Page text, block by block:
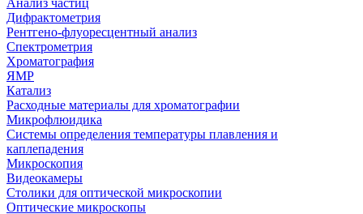
Анализ частиц
Дифрактометрия
Рентгено-флуоресцентный анализ
Спектрометрия
Хроматография
ЯМР
Катализ
Расходные материалы для хроматографии
Микрофлюидика
Системы определения температуры плавления и
каплепадения
Микроскопия
Видеокамеры
Столики для оптической микроскопии
Оптические микроскопы